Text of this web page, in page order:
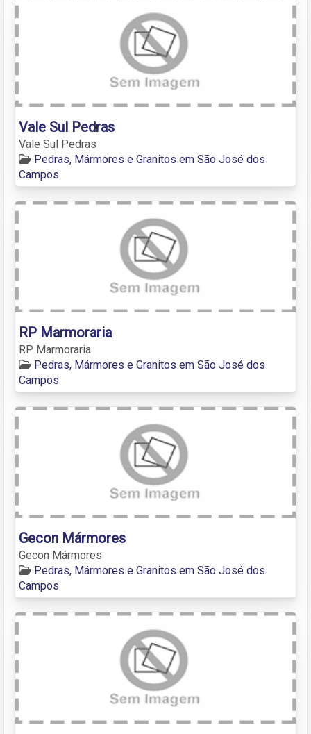
Vale Sul Pedras
Vale Sul Pedras
Pedras, Mármores e Granitos em São José dos
Campos
RP Marmoraria
RP Marmoraria
Pedras, Mármores e Granitos em São José dos
Campos
Gecon Mármores
Gecon Mármores
Pedras, Mármores e Granitos em São José dos
Campos